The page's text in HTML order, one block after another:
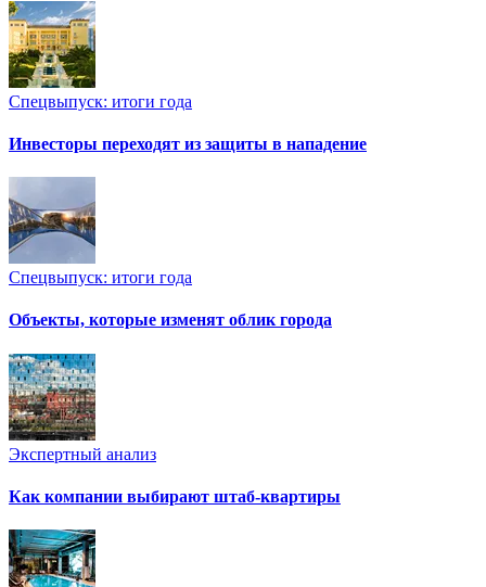
Спецвыпуск: итоги года
Инвесторы переходят из защиты в нападение
Спецвыпуск: итоги года
Объекты, которые изменят облик города
Экспертный анализ
Как компании выбирают штаб-квартиры